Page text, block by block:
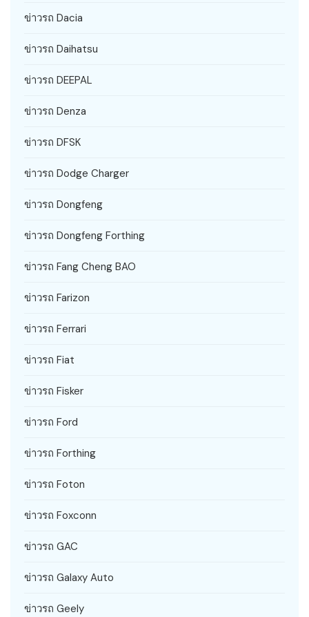
ข่าวรถ Dacia
ข่าวรถ Daihatsu
ข่าวรถ DEEPAL
ข่าวรถ Denza
ข่าวรถ DFSK
ข่าวรถ Dodge Charger
ข่าวรถ Dongfeng
ข่าวรถ Dongfeng Forthing
ข่าวรถ Fang Cheng BAO
ข่าวรถ Farizon
ข่าวรถ Ferrari
ข่าวรถ Fiat
ข่าวรถ Fisker
ข่าวรถ Ford
ข่าวรถ Forthing
ข่าวรถ Foton
ข่าวรถ Foxconn
ข่าวรถ GAC
ข่าวรถ Galaxy Auto
ข่าวรถ Geely